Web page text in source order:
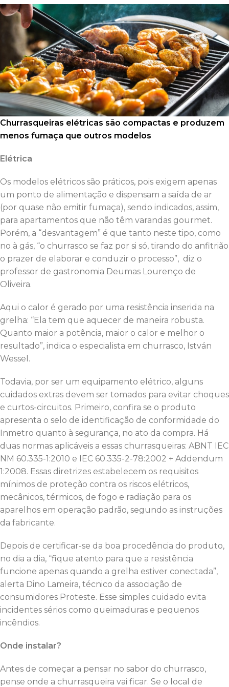
Churrasqueiras elétricas são compactas e produzem
menos fumaça que outros modelos
Elétrica
Os modelos elétricos são práticos, pois exigem apenas
um ponto de alimentação e dispensam a saída de ar
(por quase não emitir fumaça), sendo indicados, assim,
para apartamentos que não têm varandas gourmet.
Porém, a “desvantagem” é que tanto neste tipo, como
no à gás, “o churrasco se faz por si só, tirando do anfitrião
o prazer de elaborar e conduzir o processo”, diz o
professor de gastronomia Deumas Lourenço de
Oliveira.
Aqui o calor é gerado por uma resistência inserida na
grelha: “Ela tem que aquecer de maneira robusta.
Quanto maior a potência, maior o calor e melhor o
resultado”, indica o especialista em churrasco, István
Wessel.
Todavia, por ser um equipamento elétrico, alguns
cuidados extras devem ser tomados para evitar choques
e curtos-circuitos. Primeiro, confira se o produto
apresenta o selo de identificação de conformidade do
Inmetro quanto à segurança, no ato da compra. Há
duas normas aplicáveis a essas churrasqueiras: ABNT IEC
NM 60.335-1:2010 e IEC 60.335-2-78:2002 + Addendum
1:2008. Essas diretrizes estabelecem os requisitos
mínimos de proteção contra os riscos elétricos,
mecânicos, térmicos, de fogo e radiação para os
aparelhos em operação padrão, segundo as instruções
da fabricante.
Depois de certificar-se da boa procedência do produto,
no dia a dia, “fique atento para que a resistência
funcione apenas quando a grelha estiver conectada”,
alerta Dino Lameira, técnico da associação de
consumidores Proteste. Esse simples cuidado evita
incidentes sérios como queimaduras e pequenos
incêndios.
Onde instalar?
Antes de começar a pensar no sabor do churrasco,
pense onde a churrasqueira vai ficar. Se o local de